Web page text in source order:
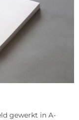
gewerkt in A-